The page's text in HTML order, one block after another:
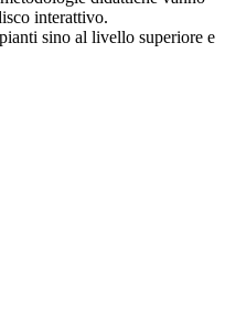
interattivo.
sino al livello superiore e